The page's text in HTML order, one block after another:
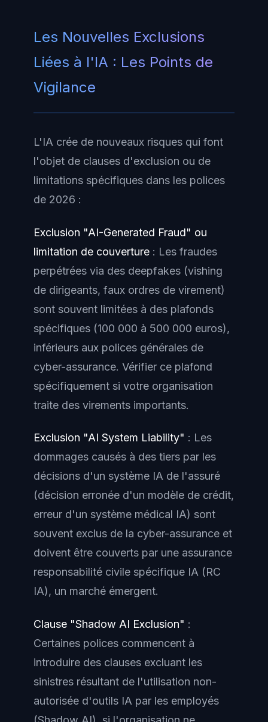
Les Nouvelles Exclusions
Liées à l'IA : Les Points de
Vigilance
L'IA crée de nouveaux risques qui font
l'objet de clauses d'exclusion ou de
limitations spécifiques dans les polices
de 2026 :
Exclusion "AI-Generated Fraud" ou
limitation de couverture : Les fraudes
perpétrées via des deepfakes (vishing
de dirigeants, faux ordres de virement)
sont souvent limitées à des plafonds
spécifiques (100 000 à 500 000 euros),
inférieurs aux polices générales de
cyber-assurance. Vérifier ce plafond
spécifiquement si votre organisation
traite des virements importants.
Exclusion "AI System Liability" : Les
dommages causés à des tiers par les
décisions d'un système IA de l'assuré
(décision erronée d'un modèle de crédit,
erreur d'un système médical IA) sont
souvent exclus de la cyber-assurance et
doivent être couverts par une assurance
responsabilité civile spécifique IA (RC
IA), un marché émergent.
Clause "Shadow AI Exclusion" :
Certaines polices commencent à
introduire des clauses excluant les
sinistres résultant de l'utilisation non-
autorisée d'outils IA par les employés